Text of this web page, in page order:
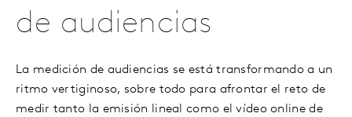
de audiencias
La medición de audiencias se está transformando a un
ritmo vertiginoso, sobre todo para afrontar el reto de
medir tanto la emisión lineal como el vídeo online de